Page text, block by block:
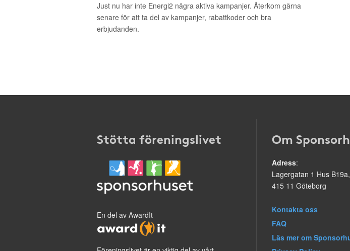
Just nu har inte Energi2 några aktiva kampanjer. Återkom gärna
senare för att ta del av kampanjer, rabattkoder och bra
erbjudanden.
Stötta föreningslivet
En del av AwardIt
Om
Adress:
Lagergatan 1 Hus
415 11 Göteborg
Kontakta oss
FAQ
Läs mer om